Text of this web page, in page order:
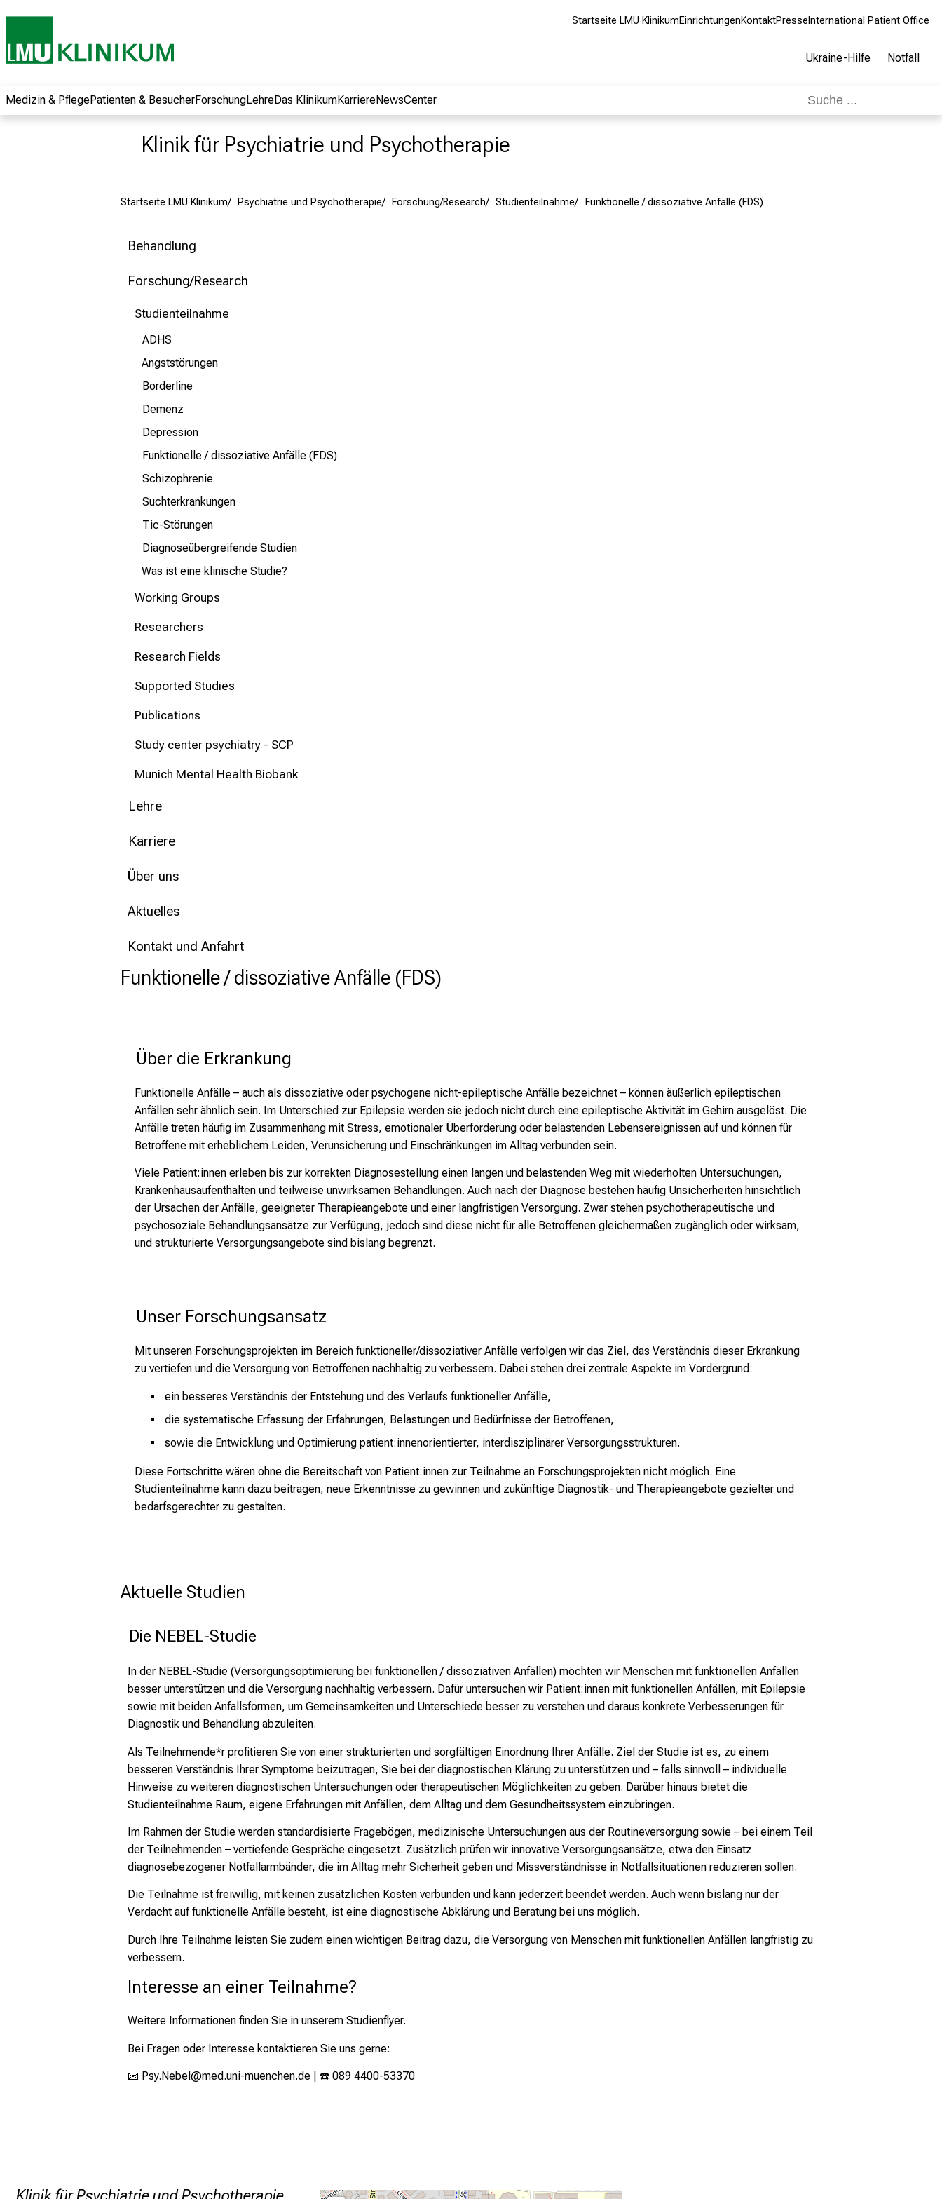
Startseite LMU KlinikumEinrichtungenKontaktPresse International Patient Office
Ukraine-Hilfe Notfall
Medizin & PflegePatienten & BesucherForschungLehreDas KlinikumKarriereNewsCenter
Klinik für Psychiatrie und Psychotherapie
Startseite LMU Klinikum Psychiatrie und Psychotherapie Forschung/Research Studienteilnahme Funktionelle / dissoziative Anfälle (FDS)
Behandlung
Forschung/Research
Studienteilnahme
ADHS
Angststörungen
Borderline
Demenz
Depression
Funktionelle / dissoziative Anfälle (FDS)
Schizophrenie
Suchterkrankungen
Tic-Störungen
Diagnoseübergreifende Studien
Was ist eine klinische Studie?
Working Groups
Researchers
Research Fields
Supported Studies
Publications
Study center psychiatry - SCP
Munich Mental Health Biobank
Lehre
Karriere
Über uns
Aktuelles
Kontakt und Anfahrt
Funktionelle / dissoziative Anfälle (FDS)
Über die Erkrankung
Funktionelle Anfälle – auch als dissoziative oder psychogene nicht-epileptische Anfälle bezeichnet – können äußerlich epileptischen
Anfällen sehr ähnlich sein. Im Unterschied zur Epilepsie werden sie jedoch nicht durch eine epileptische Aktivität im Gehirn ausgelöst. Die
Anfälle treten häufig im Zusammenhang mit Stress, emotionaler Überforderung oder belastenden Lebensereignissen auf und können für
Betroffene mit erheblichem Leiden, Verunsicherung und Einschränkungen im Alltag verbunden sein.
Viele Patient:innen erleben bis zur korrekten Diagnosestellung einen langen und belastenden Weg mit wiederholten Untersuchungen,
Krankenhausaufenthalten und teilweise unwirksamen Behandlungen. Auch nach der Diagnose bestehen häufig Unsicherheiten hinsichtlich
der Ursachen der Anfälle, geeigneter Therapieangebote und einer langfristigen Versorgung. Zwar stehen psychotherapeutische und
psychosoziale Behandlungsansätze zur Verfügung, jedoch sind diese nicht für alle Betroffenen gleichermaßen zugänglich oder wirksam,
und strukturierte Versorgungsangebote sind bislang begrenzt.
Unser Forschungsansatz
Mit unseren Forschungsprojekten im Bereich funktioneller/dissoziativer Anfälle verfolgen wir das Ziel, das Verständnis dieser Erkrankung
zu vertiefen und die Versorgung von Betroffenen nachhaltig zu verbessern. Dabei stehen drei zentrale Aspekte im Vordergrund:
ein besseres Verständnis der Entstehung und des Verlaufs funktioneller Anfälle,
die systematische Erfassung der Erfahrungen, Belastungen und Bedürfnisse der Betroffenen,
sowie die Entwicklung und Optimierung patient:innenorientierter, interdisziplinärer Versorgungsstrukturen.
Diese Fortschritte wären ohne die Bereitschaft von Patient:innen zur Teilnahme an Forschungsprojekten nicht möglich. Eine
Studienteilnahme kann dazu beitragen, neue Erkenntnisse zu gewinnen und zukünftige Diagnostik- und Therapieangebote gezielter und
bedarfsgerechter zu gestalten.
Aktuelle Studien
Die NEBEL-Studie
In der NEBEL-Studie (Versorgungsoptimierung bei funktionellen / dissoziativen Anfällen) möchten wir Menschen mit funktionellen Anfällen
besser unterstützen und die Versorgung nachhaltig verbessern. Dafür untersuchen wir Patient:innen mit funktionellen Anfällen, mit Epilepsie
sowie mit beiden Anfallsformen, um Gemeinsamkeiten und Unterschiede besser zu verstehen und daraus konkrete Verbesserungen für
Diagnostik und Behandlung abzuleiten.
Als Teilnehmende*r profitieren Sie von einer strukturierten und sorgfältigen Einordnung Ihrer Anfälle. Ziel der Studie ist es, zu einem
besseren Verständnis Ihrer Symptome beizutragen, Sie bei der diagnostischen Klärung zu unterstützen und – falls sinnvoll – individuelle
Hinweise zu weiteren diagnostischen Untersuchungen oder therapeutischen Möglichkeiten zu geben. Darüber hinaus bietet die
Studienteilnahme Raum, eigene Erfahrungen mit Anfällen, dem Alltag und dem Gesundheitssystem einzubringen.
Im Rahmen der Studie werden standardisierte Fragebögen, medizinische Untersuchungen aus der Routineversorgung sowie – bei einem Teil
der Teilnehmenden – vertiefende Gespräche eingesetzt. Zusätzlich prüfen wir innovative Versorgungsansätze, etwa den Einsatz
diagnosebezogener Notfallarmbänder, die im Alltag mehr Sicherheit geben und Missverständnisse in Notfallsituationen reduzieren sollen.
Die Teilnahme ist freiwillig, mit keinen zusätzlichen Kosten verbunden und kann jederzeit beendet werden. Auch wenn bislang nur der
Verdacht auf funktionelle Anfälle besteht, ist eine diagnostische Abklärung und Beratung bei uns möglich.
Durch Ihre Teilnahme leisten Sie zudem einen wichtigen Beitrag dazu, die Versorgung von Menschen mit funktionellen Anfällen langfristig zu
verbessern.
Interesse an einer Teilnahme?
Weitere Informationen finden Sie in unserem Studienflyer.
Bei Fragen oder Interesse kontaktieren Sie uns gerne:
📧 Psy.Nebel@med.uni-muenchen.de | ☎️ 089 4400-53370
Informationen zu
Jobs, Ausbildungen
Weiterbildungen.
Kommen Sie
begeistern – ganz
ohne Anmeldung.
mehr Informationen
Klinik für Psychiatrie und Psychotherapie